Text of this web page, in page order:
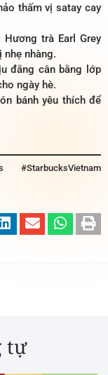
thấm vị satay cay
Hương trà Earl Grey
nhẹ nhàng.
đắng cân bằng lớp
ngày hè.
bánh yêu thích để
#StarbucksVietnam
tự